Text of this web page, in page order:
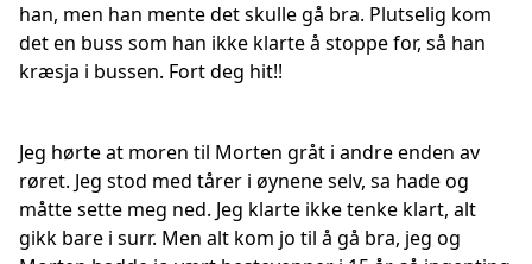
han, men han mente det skulle gå bra. Plutselig kom
det en buss som han ikke klarte å stoppe for, så han
kræsja i bussen. Fort deg hit!!
Jeg hørte at moren til Morten gråt i andre enden av
røret. Jeg stod med tårer i øynene selv, sa hade og
måtte sette meg ned. Jeg klarte ikke tenke klart, alt
gikk bare i surr. Men alt kom jo til å gå bra, jeg og